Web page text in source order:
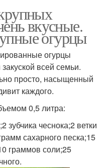
вкусные.
огурцы
огурцы
всей семьи.
просто, насыщенный
каждого.
0,5 литра:
зубчика чеснока;2 ветки
сахарного песка;15
граммов соли;25